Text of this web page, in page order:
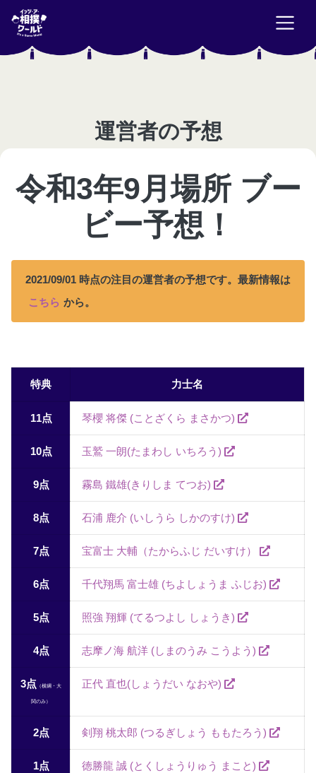
運営者の予想
令和3年9月場所 ブー
ビー予想！
2021/09/01 時点の注目の運営者の予想です。最新情報は
こちら から。
特典 力士名
11点 琴櫻 将傑 (ことざくら まさかつ)
10点 玉鷲 一朗(たまわし いちろう)
9点 霧島 鐵雄(きりしま てつお)
8点 石浦 鹿介 (いしうら しかのすけ)
7点 宝富士 大輔（たからふじ だいすけ）
6点 千代翔馬 富士雄 (ちよしょうま ふじお)
5点 照強 翔輝 (てるつよし しょうき)
4点 志摩ノ海 航洋 (しまのうみ こうよう)
3点 （横綱・大
関のみ）
正代 直也(しょうだい なおや)
2点 剣翔 桃太郎 (つるぎしょう ももたろう)
1点 徳勝龍 誠 (とくしょうりゅう まこと)